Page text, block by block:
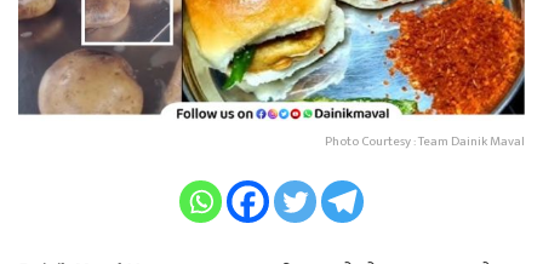
Photo Courtesy : Team Dainik Maval